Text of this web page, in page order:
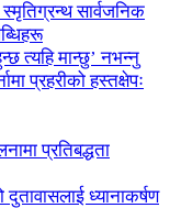
सार्वजनिक
त्यहि मान्छु’ नभन्नु
प्रहरीको हस्तक्षेपः
प्रतिबद्धता
दुतावासलाई ध्यानाकर्षण